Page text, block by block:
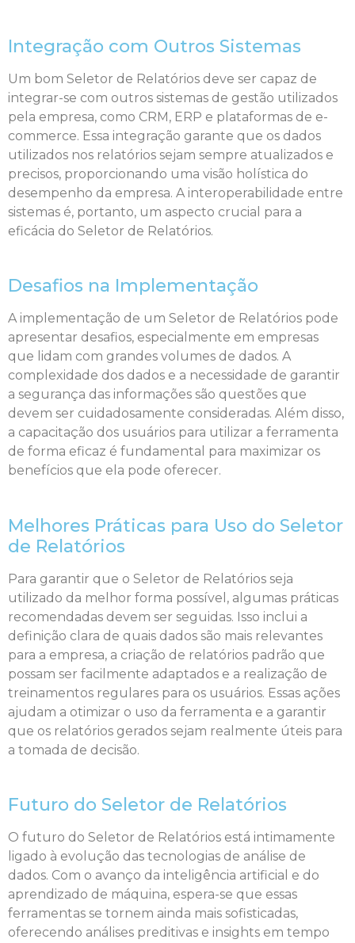
Integração com Outros Sistemas
Um bom Seletor de Relatórios deve ser capaz de
integrar-se com outros sistemas de gestão utilizados
pela empresa, como CRM, ERP e plataformas de e-
commerce. Essa integração garante que os dados
utilizados nos relatórios sejam sempre atualizados e
precisos, proporcionando uma visão holística do
desempenho da empresa. A interoperabilidade entre
sistemas é, portanto, um aspecto crucial para a
eficácia do Seletor de Relatórios.
Desafios na Implementação
A implementação de um Seletor de Relatórios pode
apresentar desafios, especialmente em empresas
que lidam com grandes volumes de dados. A
complexidade dos dados e a necessidade de garantir
a segurança das informações são questões que
devem ser cuidadosamente consideradas. Além disso,
a capacitação dos usuários para utilizar a ferramenta
de forma eficaz é fundamental para maximizar os
benefícios que ela pode oferecer.
Melhores Práticas para Uso do Seletor
de Relatórios
Para garantir que o Seletor de Relatórios seja
utilizado da melhor forma possível, algumas práticas
recomendadas devem ser seguidas. Isso inclui a
definição clara de quais dados são mais relevantes
para a empresa, a criação de relatórios padrão que
possam ser facilmente adaptados e a realização de
treinamentos regulares para os usuários. Essas ações
ajudam a otimizar o uso da ferramenta e a garantir
que os relatórios gerados sejam realmente úteis para
a tomada de decisão.
Futuro do Seletor de Relatórios
O futuro do Seletor de Relatórios está intimamente
ligado à evolução das tecnologias de análise de
dados. Com o avanço da inteligência artificial e do
aprendizado de máquina, espera-se que essas
ferramentas se tornem ainda mais sofisticadas,
oferecendo análises preditivas e insights em tempo